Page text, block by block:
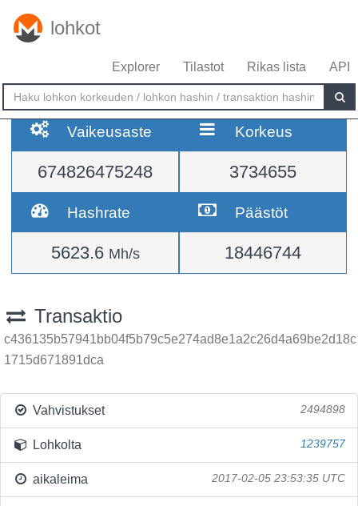
lohkot
Explorer Tilastot Rikas lista API
Vaikeusaste
674826475248
Korkeus
3734655
Hashrate
5623.6 Mh/s
Päästöt
18446744
Transaktio
c436135b57941bb04f5b79c5e274ad8e1a2c26d4a69be2d18c
1715d671891dca
Vahvistukset 2494898
Lohkolta 1239757
aikaleima 2017-02-05 23:53:35 UTC